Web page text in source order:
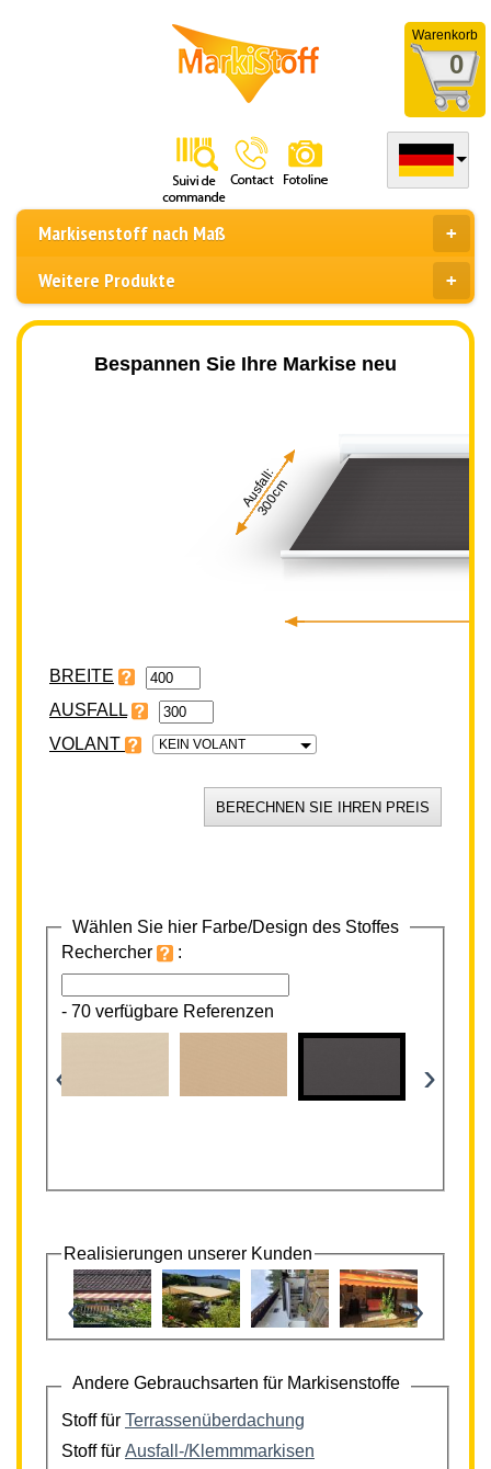
Warenkorb
0
Markisenstoff nach Maß
Weitere Produkte
Bespannen Sie Ihre Markise neu
Ausfall:
300cm
BREITE
VOLANT KEIN VOLANT
Wählen Sie hier Farbe/Design des Stoffes
Rechercher
:
- 70 verfügbare Referenzen
‹ ›
Realisierungen unserer Kunden
‹ ›
Andere Gebrauchsarten für Markisenstoffe
Stoff für Terrassenüberdachung
Stoff für Ausfall-/Klemmmarkisen